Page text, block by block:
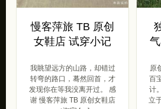
慢客萍旅 TB 原创
女鞋店 试穿小记
我眺望远方的山路，却错过
转弯的路口，蓦然回首，才
发现你在等我没离开过。 感
谢 慢客萍旅 TB 原创女鞋店
原
百
计
立